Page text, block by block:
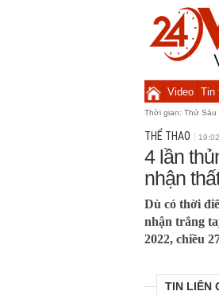
Video Tin
Thời gian: Thứ Sáu
THỂ THAO
4 lần
nhận
Dù có thời
nhận trắng
2022, chiều
TIN LIÊN